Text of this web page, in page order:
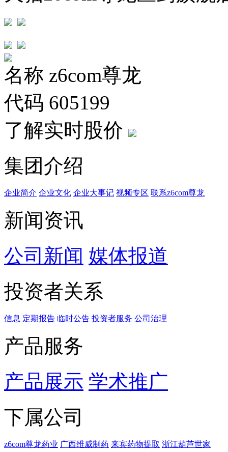
名称 z6com尊龙
代码 605199
了解实时股价
集团介绍
企业简介 企业文化 企业⼤事记 视频专区 联系z6com尊龙
新闻资讯
公司新闻 媒体报道
投资者关系
信息 定期报告 临时公告 投资者服务 公司治理
产品服务
产品展示 学术推广
下属公司
z6com尊龙药业 广西维威制药 来宾药物提取 浙江葫芦世家